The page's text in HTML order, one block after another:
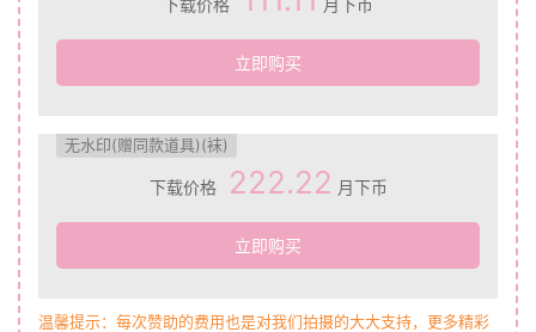
立即购买
无水印(赠同款道具)(袜)
下载价格 222.22 月下币
立即购买
温馨提示：每次赞助的费用也是对我们拍摄的大大支持，更多精彩